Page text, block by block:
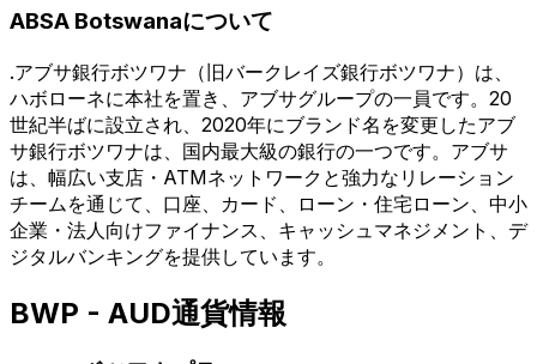
ABSA Botswanaについて
.アブサ銀行ボツワナ（旧バークレイズ銀行ボツワナ）は、
ハボローネに本社を置き、アブサグループの一員です。20
世紀半ばに設立され、2020年にブランド名を変更したアブ
サ銀行ボツワナは、国内最大級の銀行の一つです。アブサ
は、幅広い支店・ATMネットワークと強力なリレーション
チームを通じて、口座、カード、ローン・住宅ローン、中小
企業・法人向けファイナンス、キャッシュマネジメント、デ
ジタルバンキングを提供しています。
BWP - AUD通貨情報